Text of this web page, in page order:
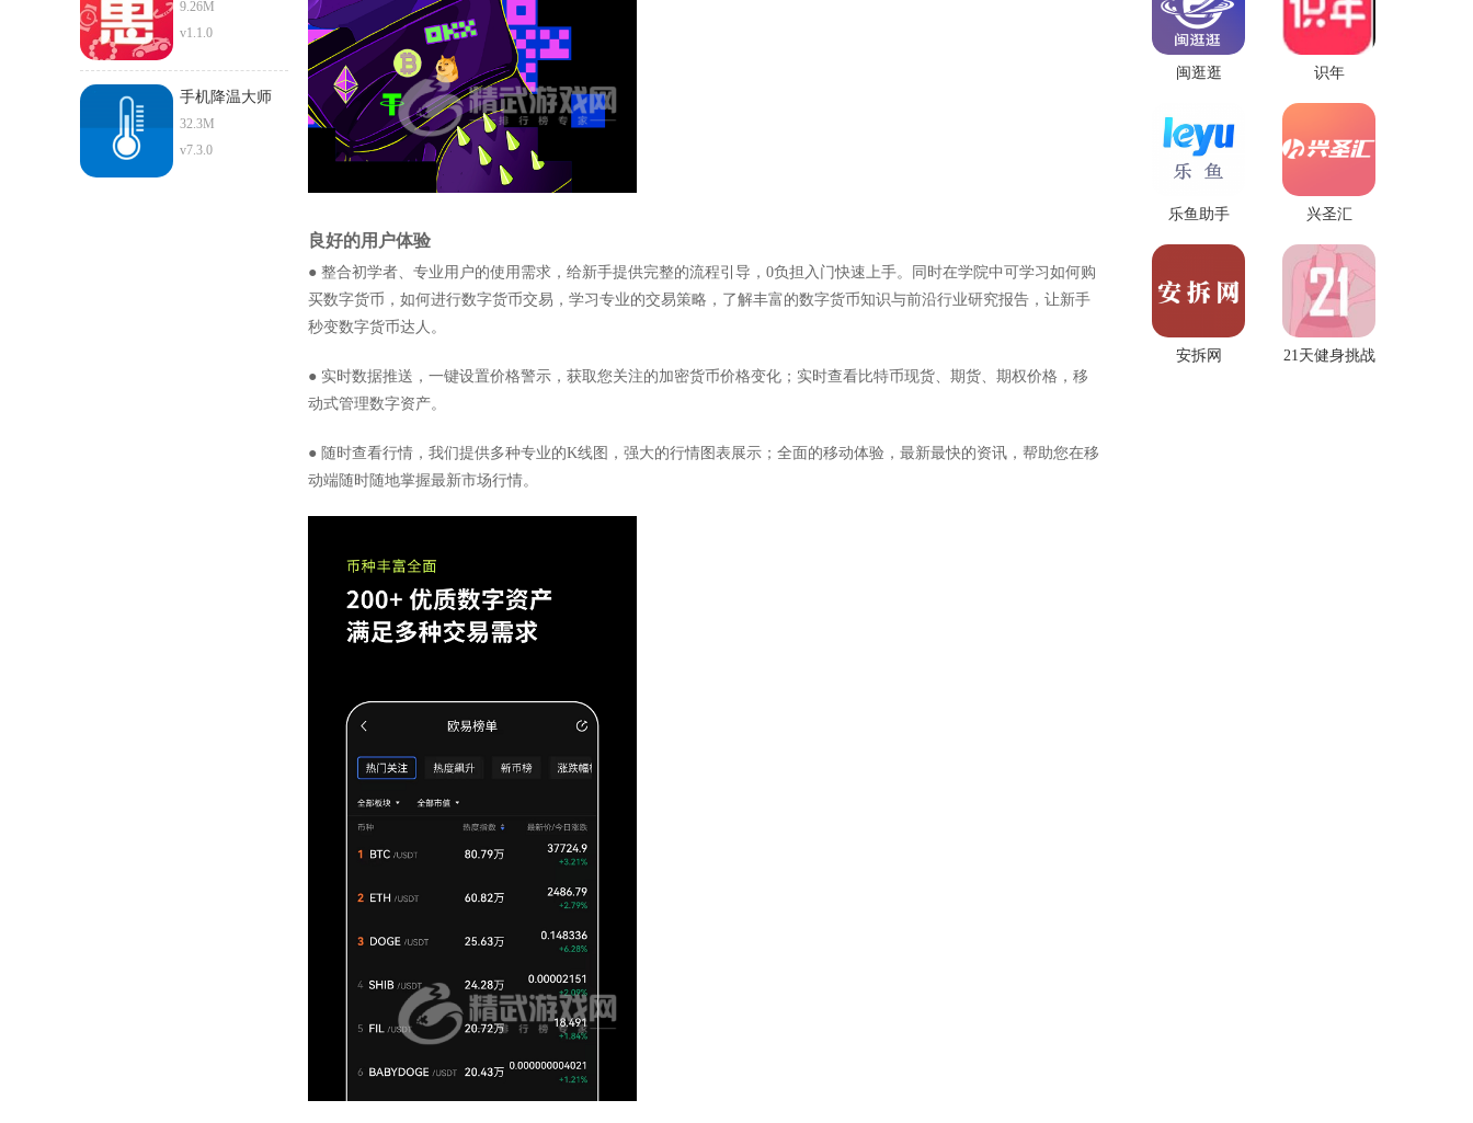
9.26M
v1.1.0
手机降温大师
32.3M
v7.3.0
良好的用户体验
● 整合初学者、专业用户的使用需求，给新手提供完整的流程引导，0负担入门快速上手。同时在学院中可学习如何购
买数字货币，如何进行数字货币交易，学习专业的交易策略，了解丰富的数字货币知识与前沿行业研究报告，让新手
秒变数字货币达人。
● 实时数据推送，一键设置价格警示，获取您关注的加密货币价格变化；实时查看比特币现货、期货、期权价格，移
动式管理数字资产。
● 随时查看行情，我们提供多种专业的K线图，强大的行情图表展示；全面的移动体验，最新最快的资讯，帮助您在移
动端随时随地掌握最新市场行情。
闽逛逛 识年
乐鱼助手 兴圣汇
安拆网 21天健身挑战